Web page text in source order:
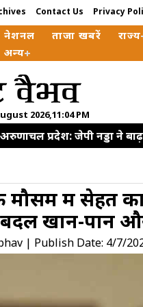
Contact Us Privacy
नेशनल ताजा खबरें राज्य
अन्य
2026,11:04 PM
अरुणाचल प्रदेश: जेपी नड्डा ने
कहा-विपक्ष की भावना सरकार
प्रयागराज कार्यक्रम की अनुमति
मौत
मौसम में सेहत
खान-पान
| Publish Date: 4/7/